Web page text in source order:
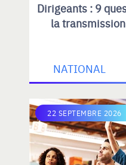
Dirigeants : 9
la
NATIONAL
22 SEPTEMBRE 2026